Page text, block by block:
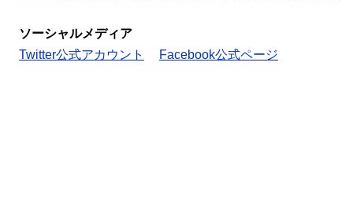
ソーシャルメディア
Twitter公式アカウント
Facebook公式ページ